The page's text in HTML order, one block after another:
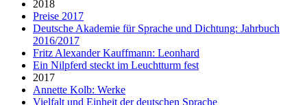
2018
Preise 2017
Deutsche Akademie für Sprache und Dichtung: Jahrbuch
2016/2017
Fritz Alexander Kauffmann: Leonhard
Ein Nilpferd steckt im Leuchtturm fest
2017
Annette Kolb: Werke
Vielfalt und Einheit der deutschen Sprache